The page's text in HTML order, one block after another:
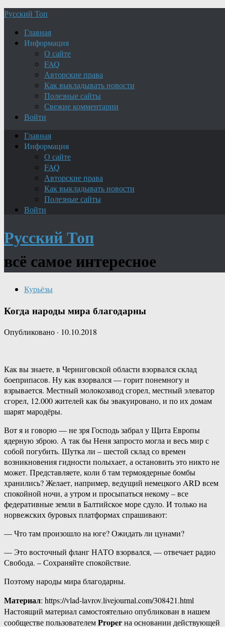
Русский Топ
Главная
Информация
О сайте
FAQ
Авторские права
Как выкладывать новости
Полезные сайты
Свежие комментарии
Войти
Главная
Информация
О сайте
FAQ
Авторские права
Как выкладывать новости
Полезные сайты
Войти
Русский Топ
всё самое интересное
Курьёзы
Когда народы мира благодарны
Опубликовано · 10.10.2018
Как вы знаете, в Черниговской области взорвался склад
боеприпасов. Ну как взорвался — горит понемногу и
взрывается. Местный молокозавод сгорел, местный элеватор
сгорел, 12.000 жителей как бы эвакуировано, и по их домам
шарят мародёры.
Вот я и говорю — не зря Господь забрал у Щита Европы
ядерную зброю. А так бы Неня запросто могла и весь мир с
собой погубить. Шутка ли – шестой склад со времен
возникновения гидности полыхает, а остановить это никто не
может. Представляете, коли б там термоядерные бомбы
хранились? Желает, например, ведущий немецкого ARD всем
спокойной ночи, а утром и просыпаться некому – все
федеративные земли в Балтийское море сдуло. И только на
норвежских буровых платформах спрашивают:
— Что там произошло на юге? Ожидать ли цунами?
— Это восточный фланг НАТО взорвался, — отвечает радио
Свобода. – Сохраняйте спокойствие.
Поэтому народы мира благодарны.
Материал: https://vlad-lavrov.livejournal.com/308421.html
Настоящий материал самостоятельно опубликован в нашем
сообществе пользователемProperна основании действующей